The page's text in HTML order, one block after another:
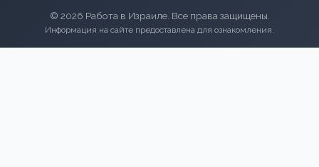
© 2026 Работа в Израиле. Все права защищены.
Информация на сайте предоставлена для ознакомления.